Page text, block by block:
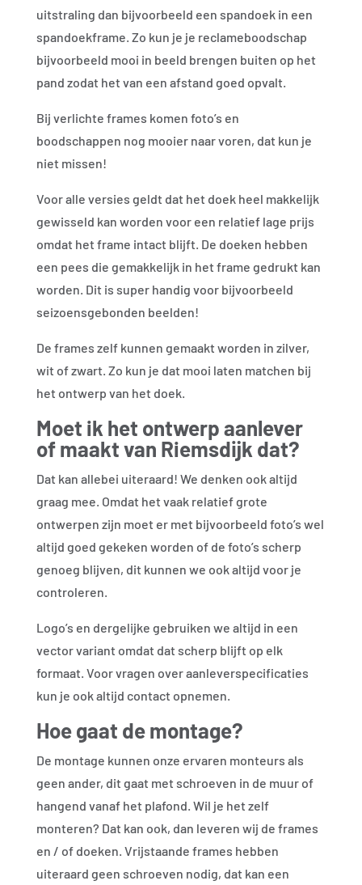
uitstraling dan bijvoorbeeld een spandoek in een
spandoekframe. Zo kun je je reclameboodschap
bijvoorbeeld mooi in beeld brengen buiten op het
pand zodat het van een afstand goed opvalt.
Bij verlichte frames komen foto’s en
boodschappen nog mooier naar voren, dat kun je
niet missen!
Voor alle versies geldt dat het doek heel makkelijk
gewisseld kan worden voor een relatief lage prijs
omdat het frame intact blijft. De doeken hebben
een pees die gemakkelijk in het frame gedrukt kan
worden. Dit is super handig voor bijvoorbeeld
seizoensgebonden beelden!
De frames zelf kunnen gemaakt worden in zilver,
wit of zwart. Zo kun je dat mooi laten matchen bij
het ontwerp van het doek.
Moet ik het ontwerp aanlever
of maakt van Riemsdijk dat?
Dat kan allebei uiteraard! We denken ook altijd
graag mee. Omdat het vaak relatief grote
ontwerpen zijn moet er met bijvoorbeeld foto’s wel
altijd goed gekeken worden of de foto’s scherp
genoeg blijven, dit kunnen we ook altijd voor je
controleren.
Logo’s en dergelijke gebruiken we altijd in een
vector variant omdat dat scherp blijft op elk
formaat. Voor vragen over aanleverspecificaties
kun je ook altijd contact opnemen.
Hoe gaat de montage?
De montage kunnen onze ervaren monteurs als
geen ander, dit gaat met schroeven in de muur of
hangend vanaf het plafond. Wil je het zelf
monteren? Dat kan ook, dan leveren wij de frames
en / of doeken. Vrijstaande frames hebben
uiteraard geen schroeven nodig, dat kan een